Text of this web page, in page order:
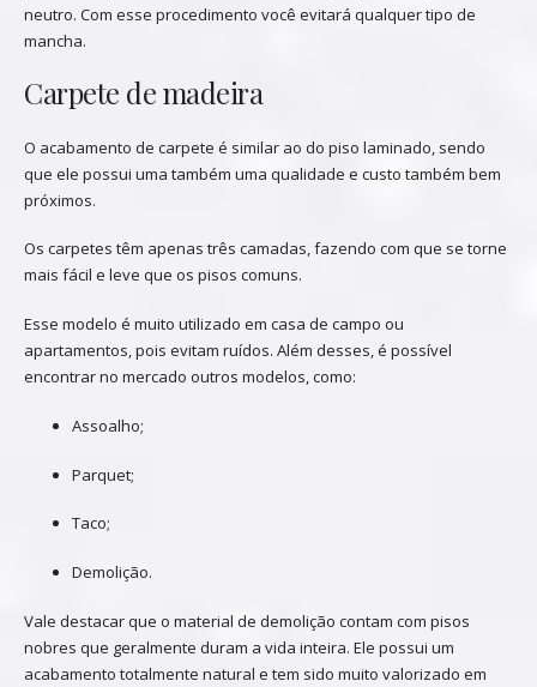
neutro. Com esse procedimento você evitará qualquer tipo de
mancha.
Carpete de madeira
O acabamento de carpete é similar ao do piso laminado, sendo
que ele possui uma também uma qualidade e custo também bem
próximos.
Os carpetes têm apenas três camadas, fazendo com que se torne
mais fácil e leve que os pisos comuns.
Esse modelo é muito utilizado em casa de campo ou
apartamentos, pois evitam ruídos. Além desses, é possível
encontrar no mercado outros modelos, como:
Assoalho;
Parquet;
Taco;
Demolição.
Vale destacar que o material de demolição contam com pisos
nobres que geralmente duram a vida inteira. Ele possui um
acabamento totalmente natural e tem sido muito valorizado em